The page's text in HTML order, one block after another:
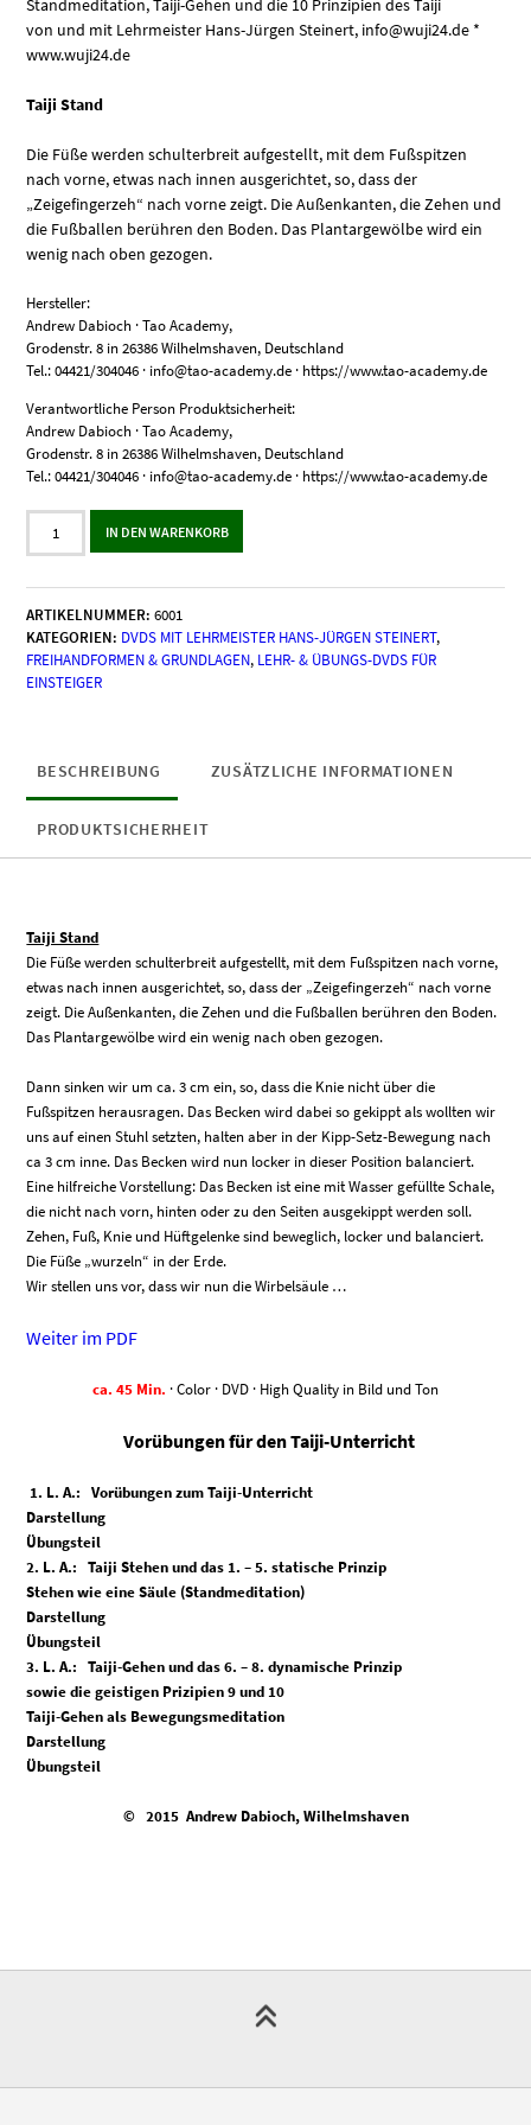
Standmeditation, Taiji-Gehen und die 10 Prinzipien des Taiji
von und mit Lehrmeister Hans-Jürgen Steinert, info@wuji24.de *
www.wuji24.de
Taiji Stand
Die Füße werden schulterbreit aufgestellt, mit dem Fußspitzen
nach vorne, etwas nach innen ausgerichtet, so, dass der
„Zeigefingerzeh“ nach vorne zeigt. Die Außenkanten, die Zehen und
die Fußballen berühren den Boden. Das Plantargewölbe wird ein
wenig nach oben gezogen.
Hersteller:
Andrew Dabioch · Tao Academy,
Grodenstr. 8 in 26386 Wilhelmshaven, Deutschland
Tel.: 04421/304046 · info@tao-academy.de · https://www.tao-academy.de
Verantwortliche Person Produktsicherheit:
Andrew Dabioch · Tao Academy,
Grodenstr. 8 in 26386 Wilhelmshaven, Deutschland
Tel.: 04421/304046 · info@tao-academy.de · https://www.tao-academy.de
Vorübungen
Taiji-
Unterricht
Menge
IN DEN WARENKORB
ARTIKELNUMMER: 6001
KATEGORIEN: DVDS MIT LEHRMEISTER HANS-JÜRGEN STEINERT,
FREIHANDFORMEN & GRUNDLAGEN, LEHR- & ÜBUNGS-DVDS FÜR
EINSTEIGER
BESCHREIBUNG ZUSÄTZLICHE INFORMATIONEN
PRODUKTSICHERHEIT
Taiji Stand
Die Füße werden schulterbreit aufgestellt, mit dem Fußspitzen nach vorne,
etwas nach innen ausgerichtet, so, dass der „Zeigefingerzeh“ nach vorne
zeigt. Die Außenkanten, die Zehen und die Fußballen berühren den Boden.
Das Plantargewölbe wird ein wenig nach oben gezogen.
Dann sinken wir um ca. 3 cm ein, so, dass die Knie nicht über die
Fußspitzen herausragen. Das Becken wird dabei so gekippt als wollten wir
uns auf einen Stuhl setzten, halten aber in der Kipp-Setz-Bewegung nach
ca 3 cm inne. Das Becken wird nun locker in dieser Position balanciert.
Eine hilfreiche Vorstellung: Das Becken ist eine mit Wasser gefüllte Schale,
die nicht nach vorn, hinten oder zu den Seiten ausgekippt werden soll.
Zehen, Fuß, Knie und Hüftgelenke sind beweglich, locker und balanciert.
Die Füße „wurzeln“ in der Erde.
Wir stellen uns vor, dass wir nun die Wirbelsäule …
Weiter im PDF
ca. 45 Min. · Color · DVD · High Quality in Bild und Ton
Vorübungen für den Taiji-Unterricht
1. L. A.: Vorübungen zum Taiji-Unterricht
Darstellung
Übungsteil
2. L. A.: Taiji Stehen und das 1. – 5. statische Prinzip
Stehen wie eine Säule (Standmeditation)
Darstellung
Übungsteil
3. L. A.: Taiji-Gehen und das 6. – 8. dynamische Prinzip
sowie die geistigen Prizipien 9 und 10
Taiji-Gehen als Bewegungsmeditation
Darstellung
Übungsteil
© 2015 Andrew Dabioch, Wilhelmshaven